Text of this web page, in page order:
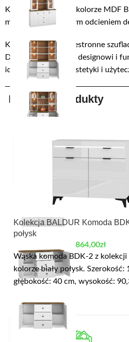
Komoda LILLE 06 w kolorze MDF
matową biel z ciepłym odcieniem
Komoda oferuje przestronne
Dzięki eleganckiemu designowi i
idealne połączenie estetyki i
Podobne produkty
Kolekcja BALDUR Komoda
połysk
864,00zł
Wąska komoda BDK-2 z kolekcji
kolorze biały połysk. Szerokość:
głębokość: 40 cm, wysokość:
górnej części oraz dwie szafki,
których znajdują się półki. Korpus
wykonany z płyty laminowanej,